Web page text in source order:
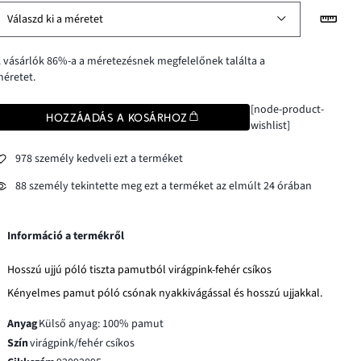
Válaszd ki a méretet
vásárlók 86%-a a méretezésnek megfelelőnek találta a
HOZZÁADÁS A KOSÁRHOZ
[node-product-
wishlist]
978 személy kedveli ezt a terméket
88 személy tekintette meg ezt a terméket az elmúlt 24 órában
Információ a termékről
Hosszú ujjú póló tiszta pamutból virágpink-fehér csíkos
Kényelmes pamut póló csónak nyakkivágással és hosszú ujjakkal.
AnyagKülső anyag: 100% pamut
Színvirágpink/fehér csíkos